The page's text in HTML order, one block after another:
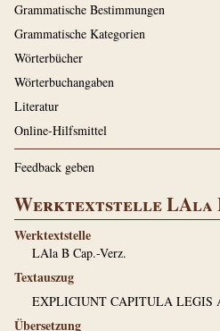
Grammatische Bestimmungen
Grammatische Kategorien
Wörterbücher
Wörterbuchangaben
Literatur
Online-Hilfsmittel
Feedback geben
Werktextstelle LAla
Werktextstelle
LAla B Cap.-Verz.
Textauszug
EXPLICIUNT CAPITULA LEGIS
Übersetzung